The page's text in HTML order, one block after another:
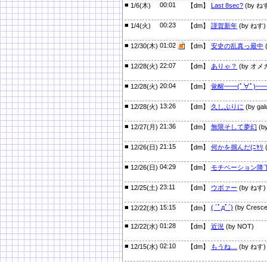
■ 1/6(木) 00:01 【dm】 Last 8sec? (by ね
■ 1/4(火) 00:23 【dm】 謹賀新年 (by ねす)
■ 12/30(木) 01:02 【dm】 安史の乱真っ最中
■ 12/28(火) 22:07 【dm】 ありゃ？ (by オメ
■ 12/28(火) 20:04 【dm】 覚醒━━(ﾟ∀ﾟ
■ 12/28(火) 13:26 【dm】 久しぶりに (by
■ 12/27(月) 21:36 【dm】 無限そして夢幻
■ 12/26(日) 21:15 【dm】 何かを掴んだ(ﾆﾔﾘ
■ 12/26(日) 04:29 【dm】 モチベーション降
■ 12/25(土) 23:11 【dm】 ウボァー (by ねす)
■ 12/22(水) 15:15 【dm】 ( ´ﾟдﾟ`) (by
■ 12/22(水) 01:28 【dm】 近況 (by NOT)
■ 12/15(水) 02:10 【dm】 もうね… (by ねす)